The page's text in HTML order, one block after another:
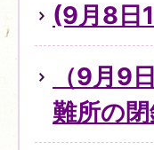
(9月8日
（9月9
難所の